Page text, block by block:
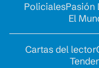
PolicialesPasión
El
Cartas del lector